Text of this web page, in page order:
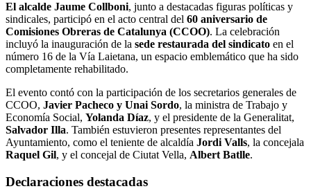
El alcalde Jaume Collboni, junto a destacadas figuras políticas y
sindicales, participó en el acto central del 60 aniversario de
Comisiones Obreras de Catalunya (CCOO). La celebración
incluyó la inauguración de la sede restaurada del sindicato en el
número 16 de la Vía Laietana, un espacio emblemático que ha sido
completamente rehabilitado.
El evento contó con la participación de los secretarios generales de
CCOO, Javier Pacheco y Unai Sordo, la ministra de Trabajo y
Economía Social, Yolanda Díaz, y el presidente de la Generalitat,
Salvador Illa. También estuvieron presentes representantes del
Ayuntamiento, como el teniente de alcaldía Jordi Valls, la concejala
Raquel Gil, y el concejal de Ciutat Vella, Albert Batlle.
Declaraciones destacadas